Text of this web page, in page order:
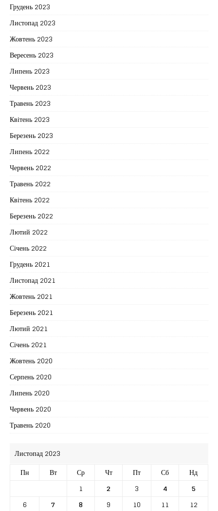
Грудень 2023
Листопад 2023
Жовтень 2023
Вересень 2023
Липень 2023
Червень 2023
Травень 2023
Квітень 2023
Березень 2023
Липень 2022
Червень 2022
Травень 2022
Квітень 2022
Березень 2022
Лютий 2022
Січень 2022
Грудень 2021
Листопад 2021
Жовтень 2021
Березень 2021
Лютий 2021
Січень 2021
Жовтень 2020
Серпень 2020
Липень 2020
Червень 2020
Травень 2020
Листопад 2023
Пн
Вт Ср Чт Пт Сб
Нд
1
2 3 4
5
6
7 8 9 10 11 12